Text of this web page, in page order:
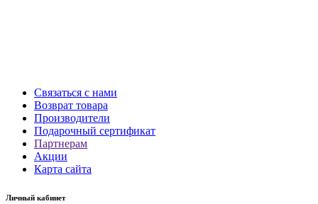
Связаться с нами
Возврат товара
Производители
Подарочный сертификат
Партнерам
Акции
Карта сайта
Личный кабинет